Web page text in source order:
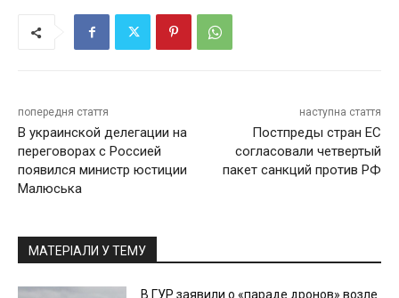
попередня стаття
В украинской делегации на
переговорах с Россией
появился министр юстиции
Малюська
наступна стаття
Постпреды стран ЕС
согласовали четвертый
пакет санкций против РФ
МАТЕРІАЛИ У ТЕМУ
В ГУР заявили о «параде дронов» возле